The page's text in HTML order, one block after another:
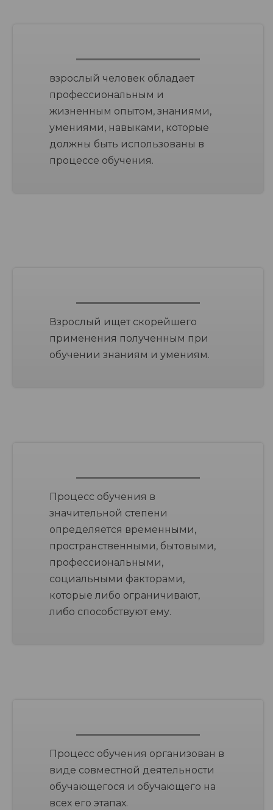
взрослый человек обладает
профессиональным и
жизненным опытом, знаниями,
умениями, навыками, которые
должны быть использованы в
процессе обучения.
Взрослый ищет скорейшего
применения полученным при
обучении знаниям и умениям.
Процесс обучения в
значительной степени
определяется временными,
пространственными, бытовыми,
профессиональными,
социальными факторами,
которые либо ограничивают,
либо способствуют ему.
Процесс обучения организован в
виде совместной деятельности
обучающегося и обучающего на
всех его этапах.